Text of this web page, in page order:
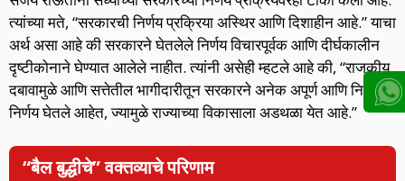
त्यांच्या मते, “सरकारची निर्णय प्रक्रिया अस्थिर आणि दिशाहीन आहे.” याचा
अर्थ असा आहे की सरकारने घेतलेले निर्णय विचारपूर्वक आणि दीर्घकालीन
दृष्टीकोनाने घेण्यात आलेले नाहीत. त्यांनी असेही म्हटले आहे की, “राजकीय
दबावामुळे आणि सत्तेतील भागीदारीतून सरकारने अनेक अपूर्ण आणि निष्फळ
निर्णय घेतले आहेत, ज्यामुळे राज्याच्या विकासाला अडथळा येत आहे.”
“बैल बुद्धीचे” वक्तव्याचे परिणाम